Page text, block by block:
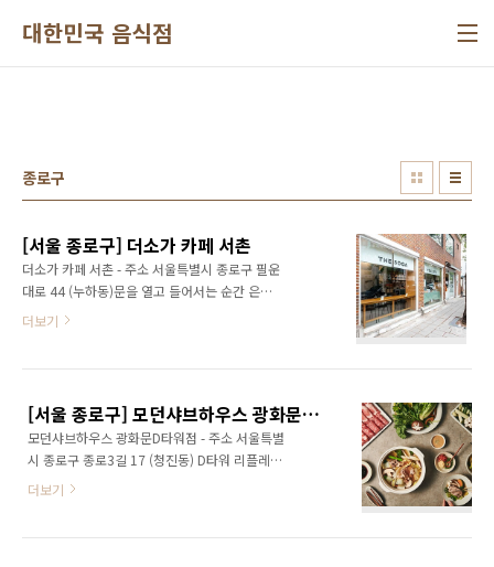
대한민국 음식점
종로구
[서울 종로구] 더소가 카페 서촌
더소가 카페 서촌 - 주소 서울특별시 종로구 필운
대로 44 (누하동)문을 열고 들어서는 순간 은은
한 차 향이 먼저 반기는, 서촌 골목 안 티라이프
에서는 다양한 블렌딩 티를 직접 시향해볼 수 있
으며, 매 시즌 특별 무료 시음도 운영한다. 티백·
찻잎·티 세트 등 선물하기 좋은 상품도 함께 판
매한다. 대표 메뉴인 밀크티는 프랑스산 비정제
며, 차이 티라떼·시그니처 블렌딩 밀크티·얼그
더보기
[서울 종로구] 모던샤브하우스 광화문D타워점
모던샤브하우스 광화문D타워점 - 주소 서울특별
시 종로구 종로3길 17 (청진동) D타워 리플레이
스 광화문 5층종로구에 위치한 모던샤브하우스
더보기